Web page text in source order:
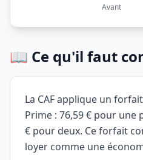
Avant
📖 Ce qu'il faut
La CAF applique un
Prime : 76,59 € pour une
€ pour deux. Ce forfait
loyer comme une